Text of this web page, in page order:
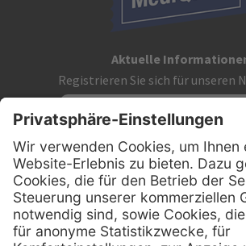
Aktuelle
Registrieren Sie sich für unseren
Kontakt
MediQuick Arzt- und
Hans-Wunderlich-
D-49078 Osnabrück